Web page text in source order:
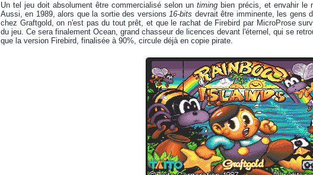
Un tel jeu doit absolument être commercialisé selon untiming bien précis, et envahir le
Aussi, en 1989, alors que la sortie des versions16-bits devrait être imminente, les gens
chez Graftgold, on n'est pas du tout prêt, et que le rachat de Firebird par MicroProse
du jeu. Ce sera finalement Ocean, grand chasseur de licences devant l'éternel, qui se
que la version Firebird, finalisée à 90%, circule déjà en copie pirate.